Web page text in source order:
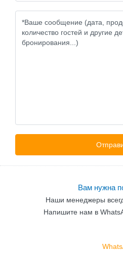
Вам нужна
Наши менеджеры
Напишите нам в